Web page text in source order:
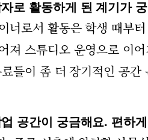
로 활동하게 된 계기가 궁
너로서 활동은 학생 때부
져 스튜디오 운영으로 이